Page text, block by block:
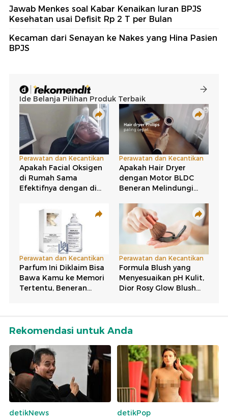
Jawab Menkes soal Kabar Kenaikan Iuran BPJS
Kesehatan usai Defisit Rp 2 T per Bulan
Kecaman dari Senayan ke Nakes yang Hina Pasien
BPJS
Rekomendasi untuk Anda
detikNews
detikPop